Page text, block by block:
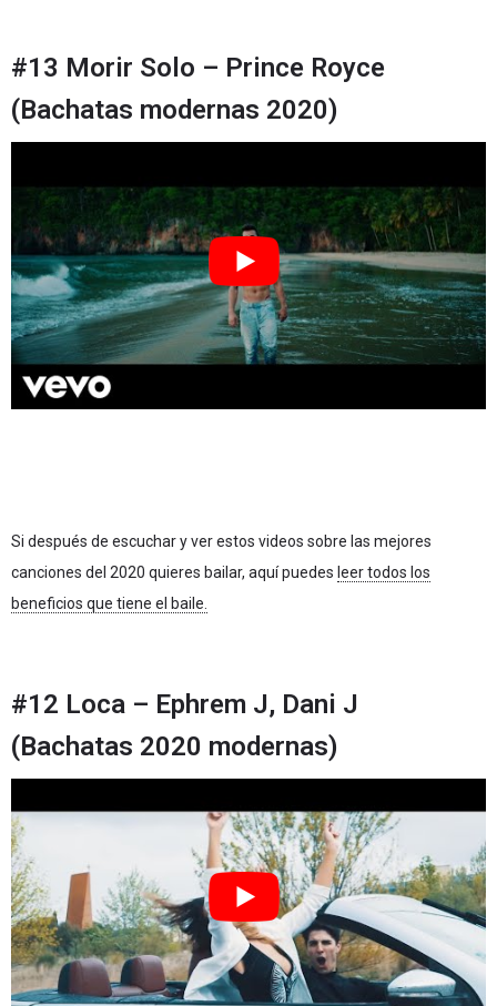
#13 Morir Solo – Prince Royce
(Bachatas modernas 2020)
Si después de escuchar y ver estos videos sobre las mejores
canciones del 2020 quieres bailar, aquí puedes leer todos los
beneficios que tiene el baile.
#12 Loca – Ephrem J, Dani J
(Bachatas 2020 modernas)